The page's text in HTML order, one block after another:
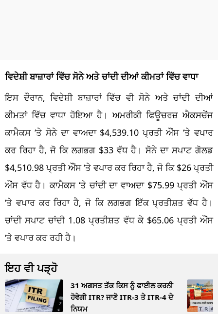
ਵਿਦੇਸ਼ੀ ਬਾਜ਼ਾਰਾਂ ਵਿੱਚ ਸੋਨੇ ਅਤੇ ਚਾਂਦੀ ਦੀਆਂ ਕੀਮਤਾਂ ਵਿੱਚ ਵਾਧਾ
ਇਸ ਦੌਰਾਨ, ਵਿਦੇਸ਼ੀ ਬਾਜ਼ਾਰਾਂ ਵਿੱਚ ਵੀ ਸੋਨੇ ਅਤੇ ਚਾਂਦੀ ਦੀਆਂ
ਕੀਮਤਾਂ ਵਿੱਚ ਵਾਧਾ ਹੋਇਆ ਹੈ। ਅਮਰੀਕੀ ਫਿਊਚਰਜ਼ ਐਕਸਚੇਂਜ
ਕਾਮੈਕਸ ‘ਤੇ ਸੋਨੇ ਦਾ ਵਾਅਦਾ $4,539.10 ਪ੍ਰਤੀ ਔਂਸ ‘ਤੇ ਵਪਾਰ
ਕਰ ਰਿਹਾ ਹੈ, ਜੋ ਕਿ ਲਗਭਗ $33 ਵੱਧ ਹੈ। ਸੋਨੇ ਦਾ ਸਪਾਟ ਗੋਲਡ
$4,510.98 ਪ੍ਰਤੀ ਔਂਸ ‘ਤੇ ਵਪਾਰ ਕਰ ਰਿਹਾ ਹੈ, ਜੋ ਕਿ $26 ਪ੍ਰਤੀ
ਔਂਸ ਵੱਧ ਹੈ। ਕਾਮੈਕਸ ‘ਤੇ ਚਾਂਦੀ ਦਾ ਵਾਅਦਾ $75.99 ਪ੍ਰਤੀ ਔਂਸ
‘ਤੇ ਵਪਾਰ ਕਰ ਰਿਹਾ ਹੈ, ਜੋ ਕਿ ਲਗਭਗ ਇੱਕ ਪ੍ਰਤੀਸ਼ਤ ਵੱਧ ਹੈ।
ਚਾਂਦੀ ਸਪਾਟ ਚਾਂਦੀ 1.08 ਪ੍ਰਤੀਸ਼ਤ ਵੱਧ ਕੇ $65.06 ਪ੍ਰਤੀ ਔਂਸ
‘ਤੇ ਵਪਾਰ ਕਰ ਰਹੀ ਹੈ।
ਇਹ ਵੀ ਪੜ੍ਹੋ
31 ਅਗਸਤ ਤੱਕ ਕਿਸ ਨੂੰ ਫਾਈਲ ਕਰਨੀ
ਹੋਵੇਗੀ ITR? ਜਾਣੋ ITR-3 ਤੇ ITR-4 ਦੇ
ਨਿਯਮ